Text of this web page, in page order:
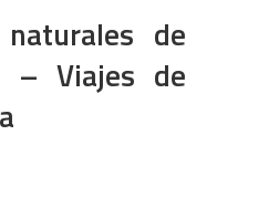
naturales de
– Viajes de